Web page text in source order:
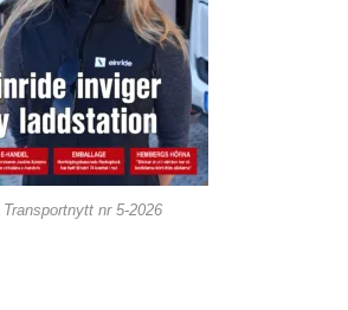
Transportnytt nr 5-2026